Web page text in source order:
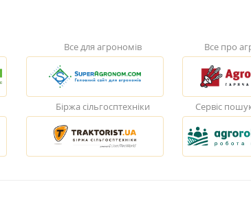
Все для агрономів Все про
Біржа сільгосптехніки Сервіс